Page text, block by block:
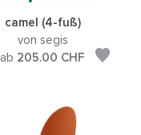
camel (4-fuß)
von segis
ab 205.00 CHF